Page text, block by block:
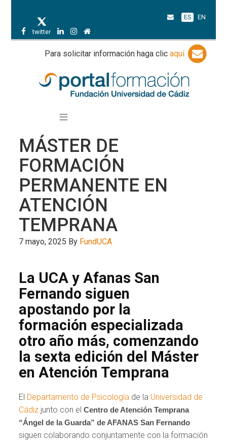
twitter
ES EN
Para solicitar información haga clic aquí
MÁSTER DE
FORMACIÓN
PERMANENTE EN
ATENCIÓN
TEMPRANA
7 mayo, 2025 By FundUCA
La UCA y Afanas San
Fernando siguen
apostando por la
formación especializada
otro año más, comenzando
la sexta edición del Máster
en Atención Temprana
El Departamento de Psicología de la Universidad de
Cádiz junto con elCentro de Atención Temprana
“Ángel de la Guarda” de AFANAS San Fernando
siguen colaborando conjuntamente con la formación